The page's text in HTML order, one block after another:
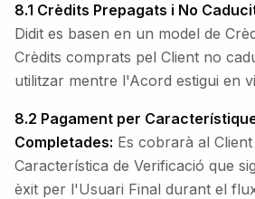
8.1 Crèdits Prepagats i No
Didit es basen en un model de
Crèdits comprats pel Client no
utilitzar mentre l'Acord estigui en
8.2 Pagament per
Completades: Es cobrarà al
Característica de Verificació que
èxit per l'Usuari Final durant el